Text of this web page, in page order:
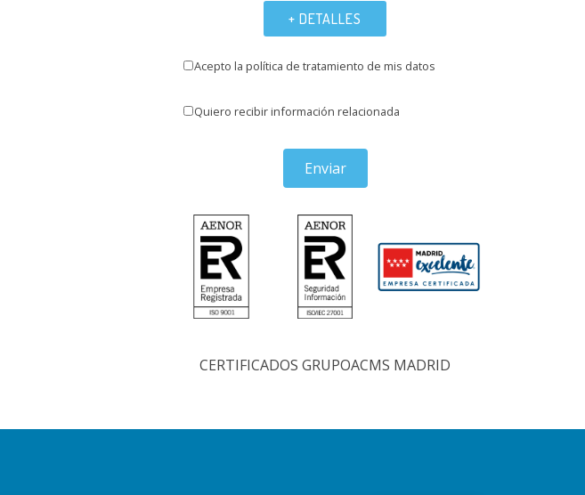
+ DETALLES
Acepto la política de tratamiento de mis datos
Quiero recibir información relacionada
Enviar
CERTIFICADOS GRUPOACMS MADRID